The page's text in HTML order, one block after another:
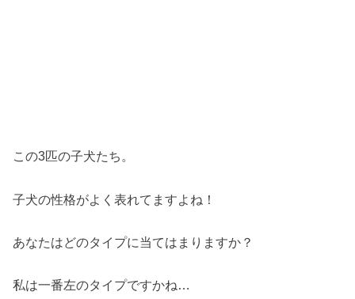
この3匹の子犬たち。
子犬の性格がよく表れてますよね！
あなたはどのタイプに当てはまりますか？
私は一番左のタイプですかね…